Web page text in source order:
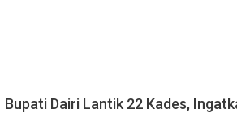
Bupati Dairi Lantik 22 Kades,